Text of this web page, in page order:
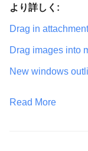
より詳しく:
Drag in
Drag images into
New windows
Read More